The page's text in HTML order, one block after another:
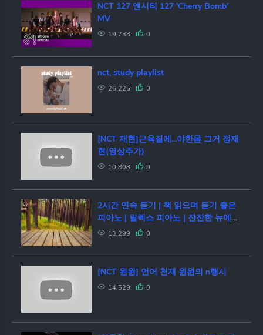
NCT 127 엔시티 127 'Cherry Bomb'
MV
19,738 0
nct, study playlist
26,225 0
[NCT 재현]근육질에...야한몸 그거 정재
현(영상추가)
10,808 0
2시간 연속 듣기 | 책 읽으며 듣기 좋은
피아노 | 릴렉스 피아노 | 잔잔한 뉴에이
지 피아노 연주곡 모음
13,299 0
[NCT 윈윈] 언어 천재 윈윈의 n행시
14,529 0